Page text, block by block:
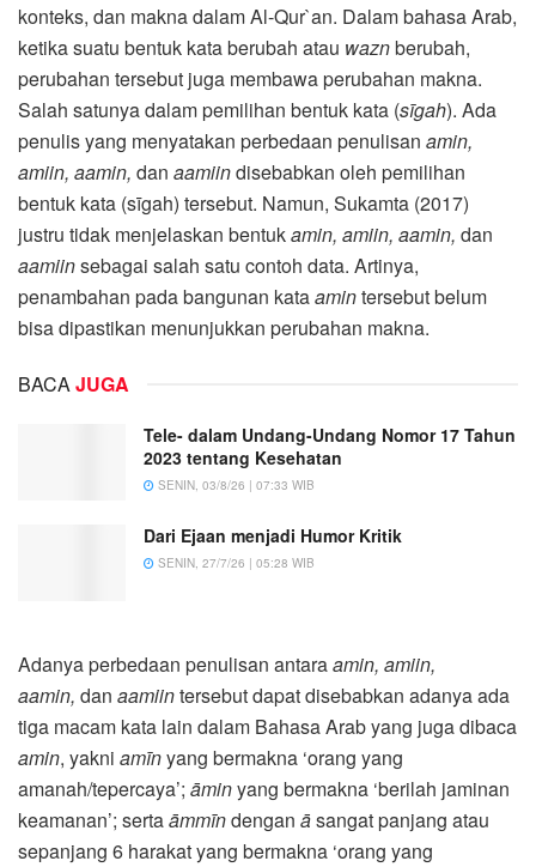
konteks, dan makna dalam Al-Qur`an. Dalam bahasa Arab,
ketika suatu bentuk kata berubah atau waznberubah,
perubahan tersebut juga membawa perubahan makna.
Salah satunya dalam pemilihan bentuk kata (sīgah). Ada
penulis yang menyatakan perbedaan penulisan amin,
amiin, aamin, dan aamiindisebabkan oleh pemilihan
bentuk kata (sīgah) tersebut. Namun, Sukamta (2017)
justru tidak menjelaskan bentukamin, amiin, aamin, dan
aamiinsebagai salah satu contoh data. Artinya,
penambahan pada bangunan kataamintersebut belum
bisa dipastikan menunjukkan perubahan makna.
BACAJUGA
Tele- dalam Undang-Undang Nomor 17 Tahun
2023 tentang Kesehatan
SENIN, 03/8/26 | 07:33 WIB
Dari Ejaan menjadi Humor Kritik
SENIN, 27/7/26 | 05:28 WIB
Adanya perbedaan penulisan antaraamin, amiin,
aamin, dan aamiintersebut dapat disebabkan adanya ada
tiga macam kata lain dalam Bahasa Arab yang juga dibaca
amin, yakni amīnyang bermakna ‘orang yang
amanah/tepercaya’; āminyang bermakna ‘berilah jaminan
keamanan’; sertaāmmīndengan āsangat panjang atau
sepanjang 6 harakat yang bermakna ‘orang yang